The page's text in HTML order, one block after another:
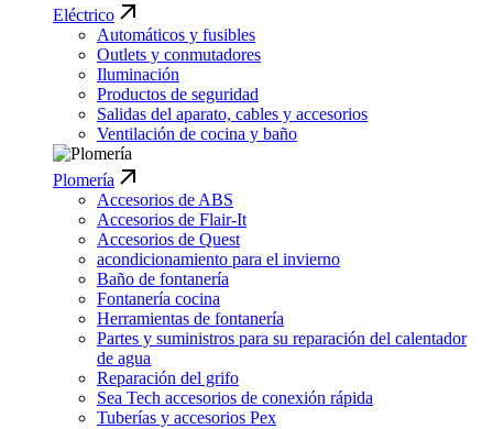
Eléctrico
Automáticos y fusibles
Outlets y conmutadores
Iluminación
Productos de seguridad
Salidas del aparato, cables y accesorios
Ventilación de cocina y baño
Plomería
Accesorios de ABS
Accesorios de Flair-It
Accesorios de Quest
acondicionamiento para el invierno
Baño de fontanería
Fontanería cocina
Herramientas de fontanería
Partes y suministros para su reparación del calentador
de agua
Reparación del grifo
Sea Tech accesorios de conexión rápida
Tuberías y accesorios Pex